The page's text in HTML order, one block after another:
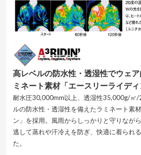
高レベルの防水性・透湿性でウェ
ミネート素材「エースリーライディ
耐水圧30,000mm以上、透湿性35,000g/㎡/
ルの防水性・透湿性を備えたラミネート素
ン」を採用。風雨からしっかりと守りなが
逃して蒸れや汗冷えを防ぎ、快適に着られ
た。